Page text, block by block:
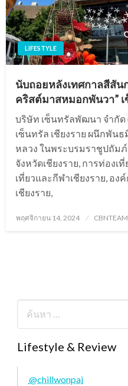
LIFESTYLE
นับถอยหลังเทศกาลสีสัน
คริสต์มาสหมอกพันวา” เ
บริษัท เซ็นทรัลพัฒนา จำกั
เซ็นทรัล เชียงราย ผนึกพัน
หลวง ในพระบรมราชูปถัม
จังหวัดเชียงราย, การท่องเ
เที่ยวและกีฬาเชียงราย, อง
เชียงราย,
Posted
พฤศจิกายน 14, 2024 CBNTEAM
Lifestyle & Review
@chillwonpai